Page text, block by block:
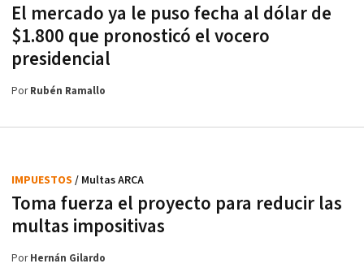
El mercado ya le puso fecha al dólar de
$1.800 que pronosticó el vocero
presidencial
PorRubén Ramallo
Toma fuerza el proyecto para reducir las
multas impositivas
IMPUESTOS / Multas ARCA
PorHernán Gilardo